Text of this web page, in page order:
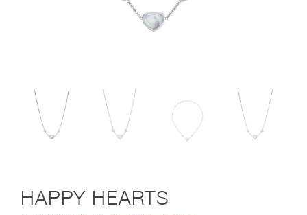
HAPPY HEARTS